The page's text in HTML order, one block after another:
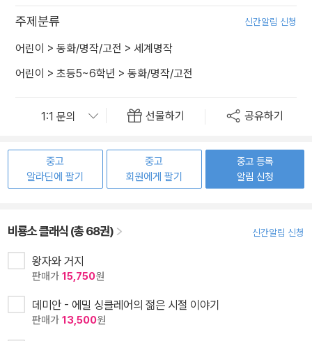
주제분류 신간알림 신청
어린이 > 동화/명작/고전 > 세계명작
어린이 > 초등5~6학년 > 동화/명작/고전
선물하기 공유하기
중고
알라딘에 팔기
중고
회원에게 팔기
중고 등록
알림 신청
비룡소 클래식 (총 68권) 신간알림 신청
왕자와 거지
판매가 15,750원
데미안 - 에밀 싱클레어의 젊은 시절 이야기
판매가 13,500원